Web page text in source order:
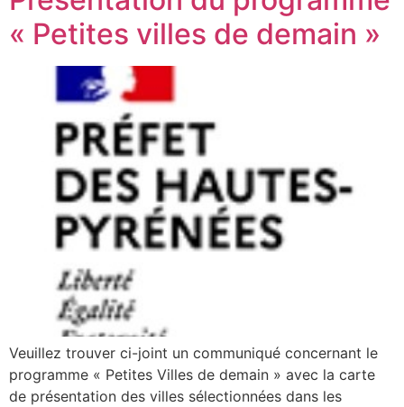
« Petites villes de demain »
Veuillez trouver ci-joint un communiqué concernant le
programme « Petites Villes de demain » avec la carte
de présentation des villes sélectionnées dans les